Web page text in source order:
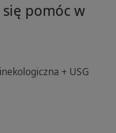
pomóc w
+ USG